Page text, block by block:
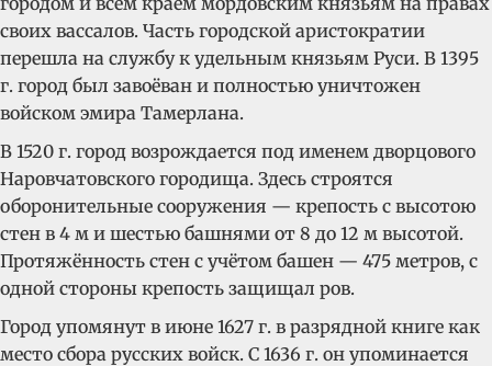
своих вассалов. Часть городской аристократии
перешла на службу к удельным князьям Руси. В 1395
г. город был завоёван и полностью уничтожен
войском эмира Тамерлана.
В 1520 г. город возрождается под именем дворцового
Наровчатовского городища. Здесь строятся
оборонительные сооружения — крепость с высотою
стен в 4 м и шестью башнями от 8 до 12 м высотой.
Протяжённость стен с учётом башен — 475 метров, с
одной стороны крепость защищал ров.
Город упомянут в июне 1627 г. в разрядной книге как
место сбора русских войск. С 1636 г. он упоминается